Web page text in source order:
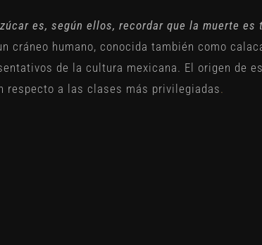
es, según ellos, recordar que la muerte es
cráneo humano, conocida también como
de la cultura mexicana. El origen de
respecto a las clases más privilegiadas.